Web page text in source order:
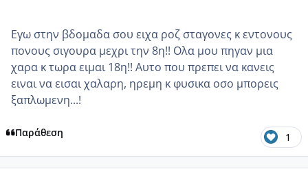
Εγω στην βδομαδα σου ειχα ροζ σταγονες κ εντονους
πονους σιγουρα μεχρι την 8η!! Ολα μου πηγαν μια
χαρα κ τωρα ειμαι 18η!! Αυτο που πρεπει να κανεις
ειναι να εισαι χαλαρη, ηρεμη κ φυσικα οσο μπορεις
ξαπλωμενη...!
Παράθεση 1